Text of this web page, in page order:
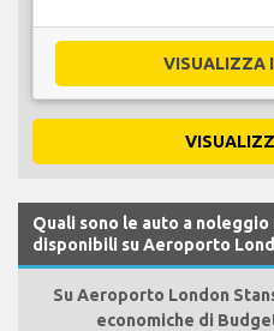
VISUALIZZA
Quali sono le auto a
disponibili su Aeroporto
Su Aeroporto London
economiche di